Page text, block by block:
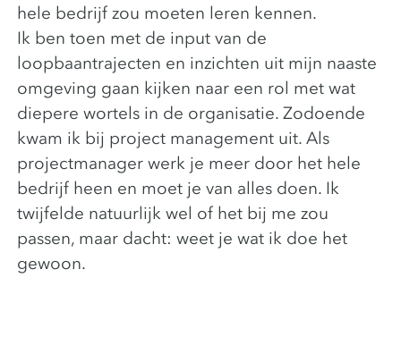
hele bedrijf zou moeten leren kennen.
Ik ben toen met de input van de
loopbaantrajecten en inzichten uit mijn naaste
omgeving gaan kijken naar een rol met wat
diepere wortels in de organisatie. Zodoende
kwam ik bij project management uit. Als
projectmanager werk je meer door het hele
bedrijf heen en moet je van alles doen. Ik
twijfelde natuurlijk wel of het bij me zou
passen, maar dacht: weet je wat ik doe het
gewoon.